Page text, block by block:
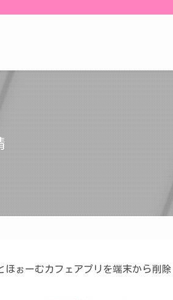
ほぉーむカフェアプリを端末から削